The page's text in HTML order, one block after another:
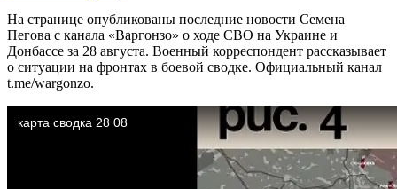
На странице опубликованы последние новости Семена
Пегова с канала «Варгонзо» о ходе СВО на Украине и
Донбассе за 28 августа. Военный корреспондент рассказывает
о ситуации на фронтах в боевой сводке. Официальный канал
t.me/wargonzo.